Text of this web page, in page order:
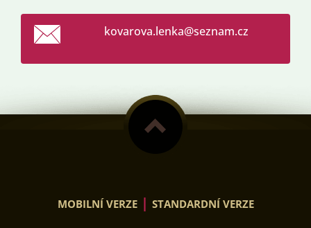
kovarova.lenka@seznam.cz
MOBILNÍ VERZE | STANDARDNÍ VERZE